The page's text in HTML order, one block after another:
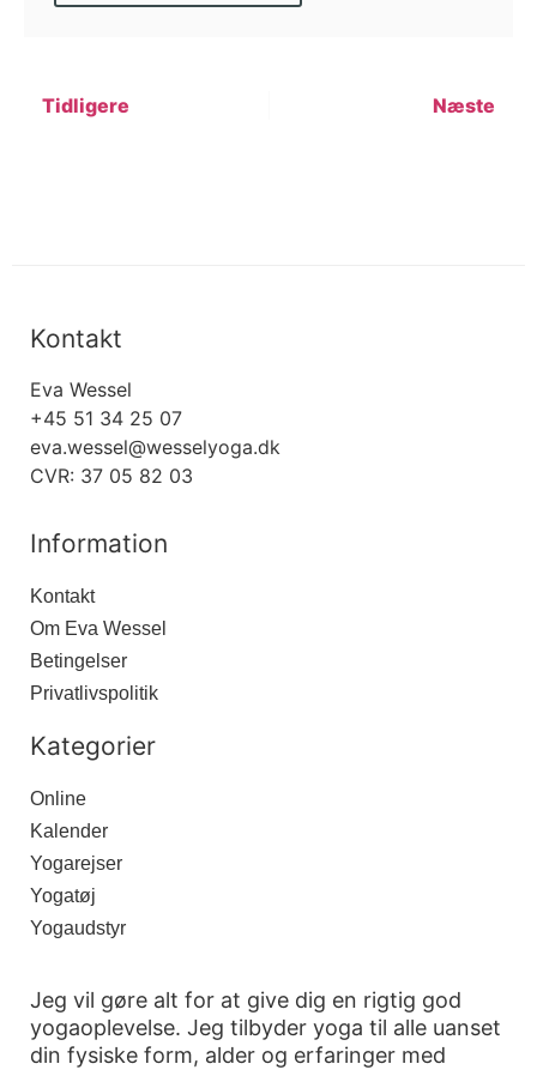
Tidligere Næste
Kontakt
Eva Wessel
+45 51 34 25 07
eva.wessel@wesselyoga.dk
CVR: 37 05 82 03
Information
Kontakt
Om Eva Wessel
Betingelser
Privatlivspolitik
Kategorier
Online
Kalender
Yogarejser
Yogatøj
Yogaudstyr
Jeg vil gøre alt for at give dig en rigtig god
yogaoplevelse. Jeg tilbyder yoga til alle uanset
din fysiske form, alder og erfaringer med